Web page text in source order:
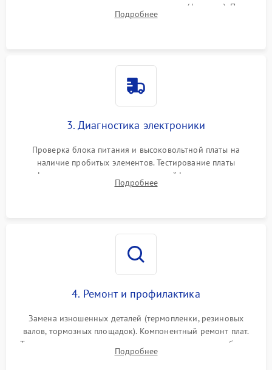
роликов захвата и узла термозакрепления (фьюзера). Поиск
физического износа и повреждений деталей.
Подробнее
3. Диагностика электроники
Проверка блока питания и высоковольтной платы на
наличие пробитых элементов. Тестирование платы
форматирования, целостности шлейфов, контактов
картриджа и оптопар (датчиков прохождения и наличия
Подробнее
4. Ремонт и профилактика
Замена изношенных деталей (термопленки, резиновых
валов, тормозных площадок). Компонентный ремонт плат.
Тщательная очистка тракта печати, контактов и линз блока
лазера (LSU) от просыпанного тонера и пыли.
Подробнее